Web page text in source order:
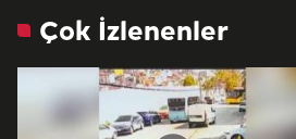
Çok İzlenenler